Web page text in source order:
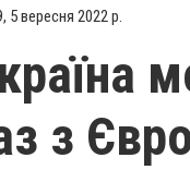
5 вересня 2022 р.
з